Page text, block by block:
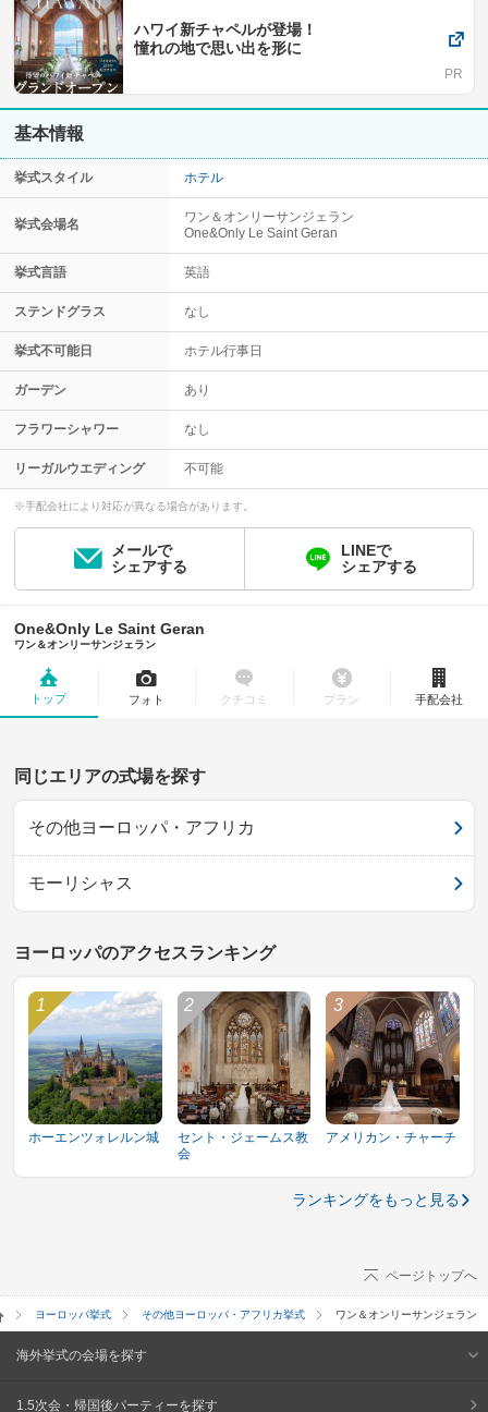
ハワイ新チャペルが登場！
憧れの地で思い出を形に
基本情報
挙式スタイル ホテル
挙式会場名
ワン＆オンリーサンジェラン
One&Only Le Saint Geran
挙式言語 英語
ステンドグラス なし
挙式不可能日 ホテル行事日
ガーデン あり
フラワーシャワー なし
リーガルウエディング 不可能
※手配会社により対応が異なる場合があります。
メールで
シェアする
LINEで
シェアする
One&Only Le Saint Geran
ワン＆オンリーサンジェラン
トップ フォト クチコミ プラン 手配会社
同じエリアの式場を探す
その他ヨーロッパ・アフリカ
モーリシャス
ヨーロッパのアクセスランキング
ホーエンツォレルン城
セント・ジェームス教
会
アメリカン・チャーチ
ランキングをもっと見る
ページトップへ
ヨーロッパ挙式 その他ヨーロッパ・アフリカ挙式 ワン＆オンリーサンジェラン
海外挙式の会場を探す
1.5次会・帰国後パーティーを探す